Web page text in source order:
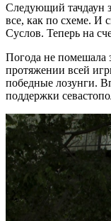
Следующий тачдаун
все, как по схеме. И
Суслов. Теперь на
Погода не помешала
протяжении всей
победные лозунги.
поддержки